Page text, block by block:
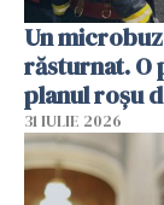
Un
răsturnat. O
planul roșu
31 IULIE 2026